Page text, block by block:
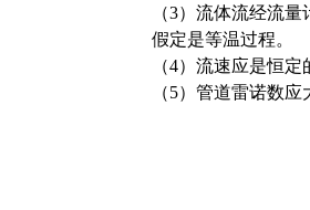
（3）流体流经流
假定是等温过程。
（4）流速应是恒
（5）管道雷诺数